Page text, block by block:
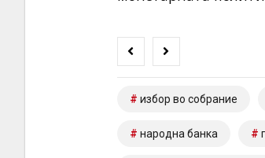
избор во собрание
народна банка